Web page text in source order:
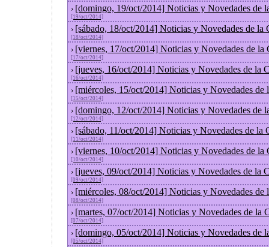
› [domingo, 19/oct/2014] Noticias y Novedades de
[19/oct/2014]
› [sábado, 18/oct/2014] Noticias y Novedades de la
[18/oct/2014]
› [viernes, 17/oct/2014] Noticias y Novedades de la
[17/oct/2014]
› [jueves, 16/oct/2014] Noticias y Novedades de la
[16/oct/2014]
› [miércoles, 15/oct/2014] Noticias y Novedades de
[15/oct/2014]
› [domingo, 12/oct/2014] Noticias y Novedades de
[12/oct/2014]
› [sábado, 11/oct/2014] Noticias y Novedades de la
[11/oct/2014]
› [viernes, 10/oct/2014] Noticias y Novedades de la
[10/oct/2014]
› [jueves, 09/oct/2014] Noticias y Novedades de la
[09/oct/2014]
› [miércoles, 08/oct/2014] Noticias y Novedades de
[08/oct/2014]
› [martes, 07/oct/2014] Noticias y Novedades de la
[07/oct/2014]
› [domingo, 05/oct/2014] Noticias y Novedades de
[05/oct/2014]